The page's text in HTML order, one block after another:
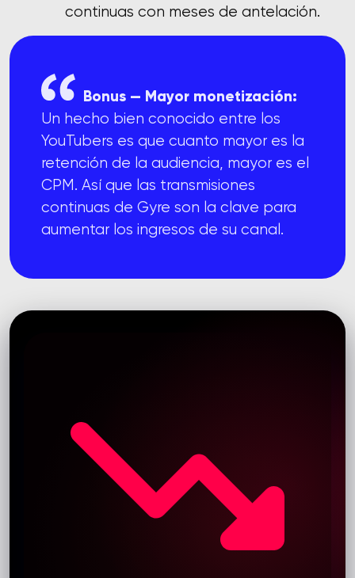
continuas con meses de antelación.
Bonus — Mayor monetización:
Un hecho bien conocido entre los
YouTubers es que cuanto mayor es la
retención de la audiencia, mayor es el
CPM. Así que las transmisiones
continuas de Gyre son la clave para
aumentar los ingresos de su canal.